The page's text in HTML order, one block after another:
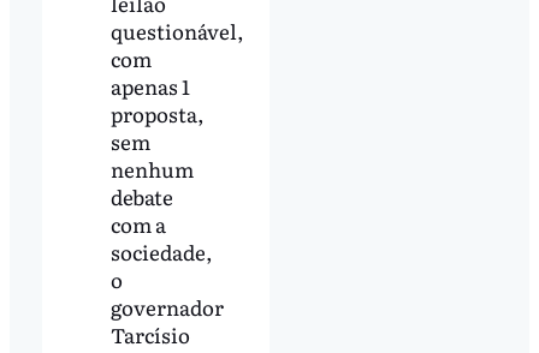
questionável,
com
apenas 1
proposta,
sem
nenhum
debate
com a
sociedade,
o
governador
Tarcísio